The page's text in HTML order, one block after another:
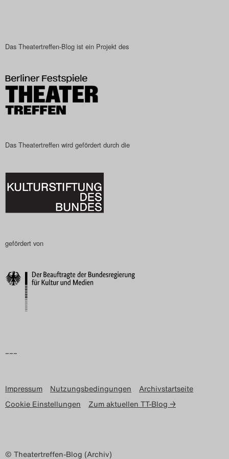
2024
Das Theatertreffen-Blog
Das Theatertreffen-Blog
Archiv
Impressum
Das Theatertreffen-Blog ist ein Projekt des
Das Theatertreffen wird gefördert durch die
gefördert von
–––
Impressum Nutzungsbedingungen
Archivstartseite
Cookie Einstellungen
Zum aktuellen TT-Blog →
© Theatertreffen-Blog (Archiv)